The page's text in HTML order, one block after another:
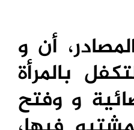
أن و
بالمرأة
و وفتح